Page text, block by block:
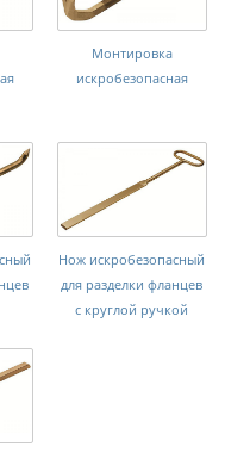
Монтировка
искробезопасная
Нож искробезопасный
для разделки фланцев
с круглой ручкой